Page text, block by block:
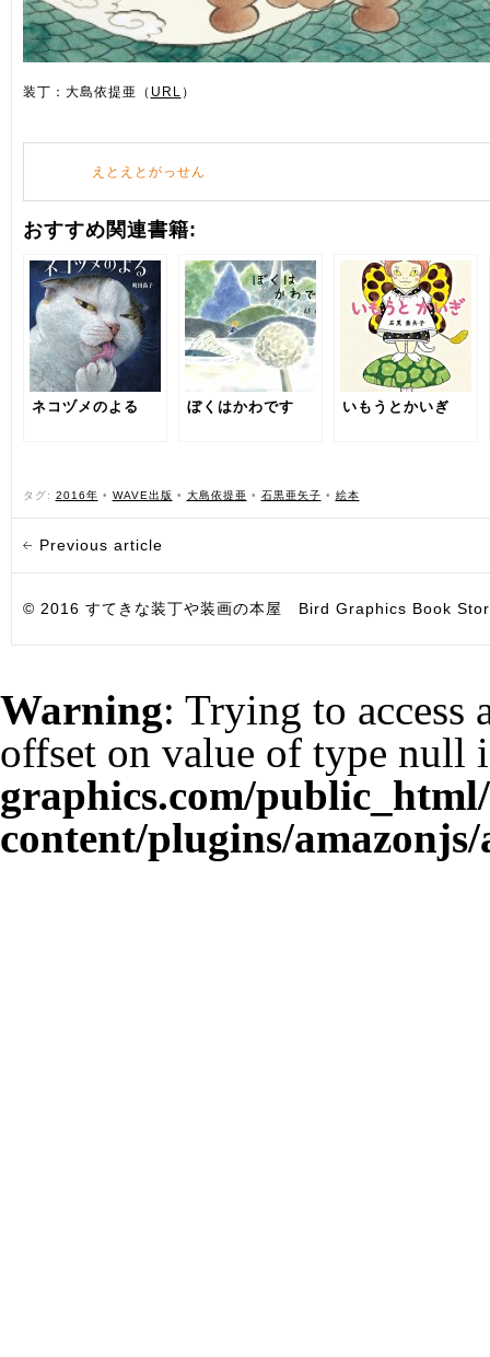
装丁：大島依提亜（ URL ）
えとえとがっせん
おすすめ関連書籍:
ネコヅメのよる ぼくはかわです いもうとかいぎ
タグ: 2016年 • WAVE出版 • 大島依提亜 • 石黒亜矢子 • 絵本
Previous article
© 2016 すてきな装丁や装画の本屋 Bird Graphics Book
Warning: Trying to access
offset on value of type null
graphics.com/
content/plugins/